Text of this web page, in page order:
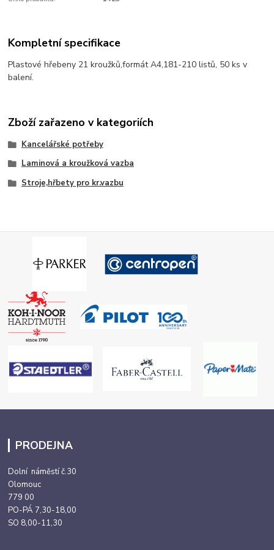
Kompletní specifikace
Plastové hřebeny 21 kroužků,formát A4,181-210 listů, 50 ks v
balení.
Zboží zařazeno v kategoriích
Kancelářské potřeby
Laminová a kroužková vazba
Stroje,hřbety pro kr.vazbu
PRODEJNA
Dolní náměstí č.30
Olomouc
779 00
PO-PÁ 7,30-18,00
SO 8,00-11,30